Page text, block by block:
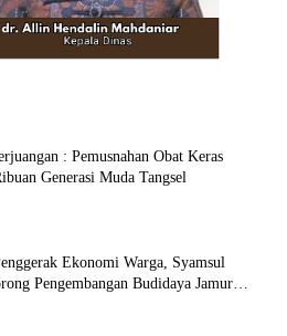
: Pemusnahan Obat Keras
Generasi Muda Tangsel
Ekonomi Warga, Syamsul
Pengembangan Budidaya Jamur